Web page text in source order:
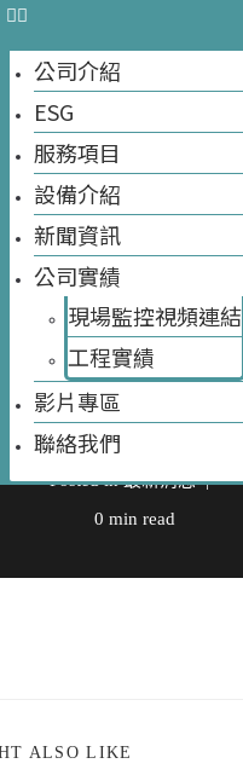
公司介紹
ESG
服務項目
設備介紹
新聞資訊
公司實績
現場監控視頻連結
工程實績​
影片專區
聯絡我們
科技
為何變炸彈 資
料來源：上下
游新聞
Written by大自然環保
科技
Updated8 10 月, 2025
Posted in最新消息
0 min read
ALSO LIKE